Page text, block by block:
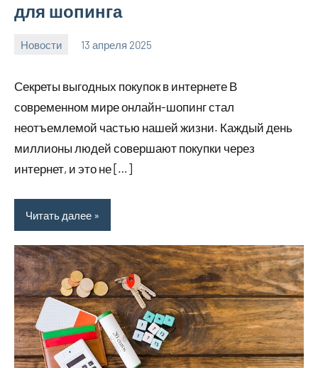
для шопинга
Новости 13 апреля 2025
Секреты выгодных покупок в интернете В
современном мире онлайн-шопинг стал
неотъемлемой частью нашей жизни. Каждый день
миллионы людей совершают покупки через
интернет, и это не […]
Читать далее